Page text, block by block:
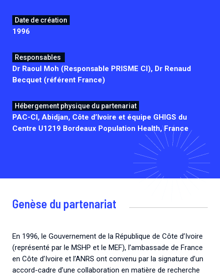
Date de création
1996
Responsables
Dr Raoul Moh (Responsable PRISME CI), Dr Renaud
Becquet (référent France)
Hébergement physique du partenariat
PAC-CI, Abidjan, Côte d’Ivoire et équipe GHIGS du
Centre U1219 Bordeaux Population Health, France
Genèse du partenariat
En 1996, le Gouvernement de la République de Côte d’Ivoire
(représenté par le MSHP et le MEF), l’ambassade de France
en Côte d’Ivoire et l’ANRS ont convenu par la signature d’un
accord-cadre d’une collaboration en matière de recherche